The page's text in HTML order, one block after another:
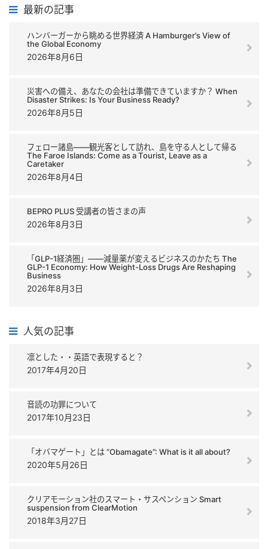
最新の記事
ハンバーガーから眺める世界経済 A Hamburger’s View of
the Global Economy
2026年8月6日
災害への備え、あなたの会社は準備できていますか？ When
Disaster Strikes: Is Your Business Ready?
2026年8月5日
フェロー諸島――観光客として訪れ、島を守る人として帰る
The Faroe Islands: Come as a Tourist, Leave as a
Caretaker
2026年8月4日
BEPRO PLUS 受講者の皆さまの声
2026年8月3日
「GLP-1経済圏」――減量薬が変えるビジネスのかたち The
GLP-1 Economy: How Weight-Loss Drugs Are Reshaping
Business
2026年8月3日
人気の記事
凛とした・・英語で表現すると？
2017年4月20日
音読の功罪について
2017年10月23日
「オバマゲート」とは “Obamagate”: What is it all about?
2020年5月26日
クリアモーション社のスマート・サスペンション Smart
suspension from ClearMotion
2018年3月27日